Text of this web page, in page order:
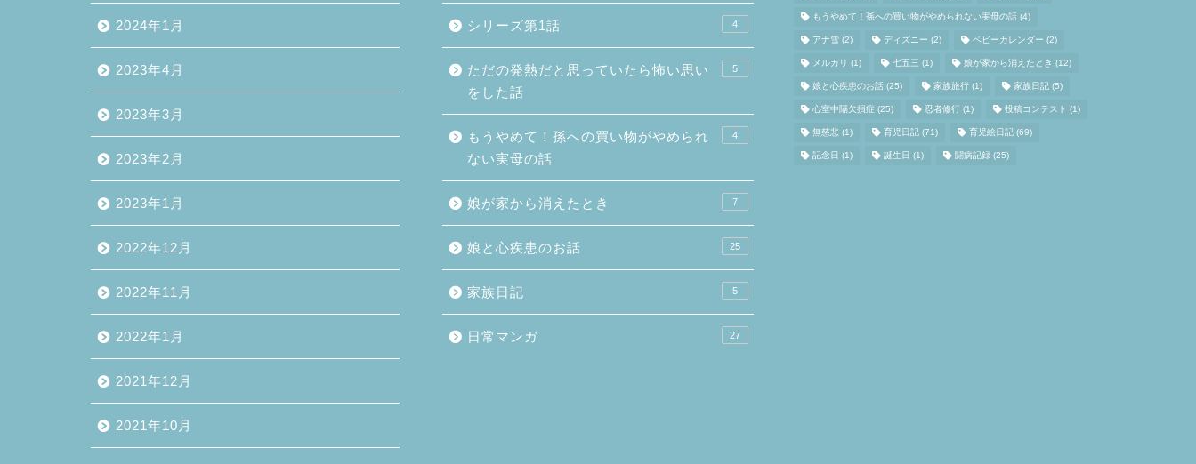
2024年1月
2023年4月
2023年3月
2023年2月
2023年1月
2022年12月
2022年11月
2022年1月
2021年12月
2021年10月
シリーズ第1話 4
ただの発熱だと思っていたら怖い思い
をした話
5
もうやめて！孫への買い物がやめられ
ない実母の話
4
娘が家から消えたとき 7
娘と心疾患のお話 25
家族日記 5
日常マンガ 27
もうやめて！孫への買い物がやめられない実母の話 (4)
アナ雪 (2) ディズニー (2) ベビーカレンダー (2)
メルカリ (1) 七五三 (1) 娘が家から消えたとき (12)
娘と心疾患のお話 (25) 家族旅行 (1) 家族日記 (5)
心室中隔欠損症 (25) 忍者修行 (1) 投稿コンテスト (1)
無慈悲 (1) 育児日記 (71) 育児絵日記 (69)
記念日 (1) 誕生日 (1) 闘病記録 (25)